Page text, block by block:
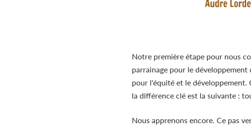
Notre première étape pour nous
parrainage pour le
pour l'équité et le développement.
la différence clé est la suivante :
Nous apprenons encore. Ce pas